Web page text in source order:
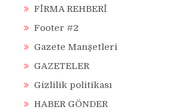
FİRMA REHBERİ
Footer #2
Gazete Manşetleri
GAZETELER
Gizlilik politikası
HABER GÖNDER